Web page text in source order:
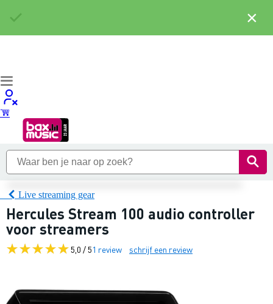
Live streaming gear
Hercules Stream 100 audio controller
voor streamers
5,0 / 51 review schrijf een review
×